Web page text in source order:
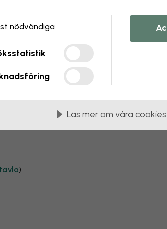
)
nödvändiga
Läs mer om våra cookies